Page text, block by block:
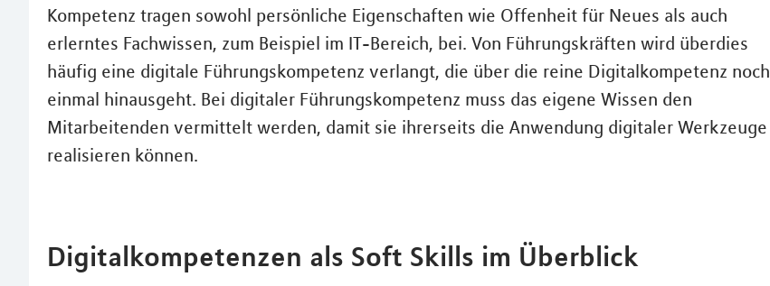
Kompetenz tragen sowohl persönliche Eigenschaften wie Offenheit für Neues als auch
erlerntes Fachwissen, zum Beispiel im IT-Bereich, bei. Von Führungskräften wird überdies
häufig eine digitale Führungskompetenz verlangt, die über die reine Digitalkompetenz noch
einmal hinausgeht. Bei digitaler Führungskompetenz muss das eigene Wissen den
Mitarbeitenden vermittelt werden, damit sie ihrerseits die Anwendung digitaler Werkzeuge
realisieren können.
Digitalkompetenzen als Soft Skills im Überblick